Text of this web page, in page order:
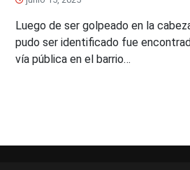
Luego de ser golpeado en la
pudo ser identificado fue
vía pública en el barrio…